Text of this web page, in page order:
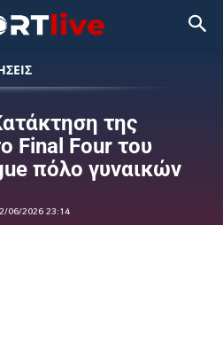
της
Final Four του
πόλο γυναικών
06/2026 23:14